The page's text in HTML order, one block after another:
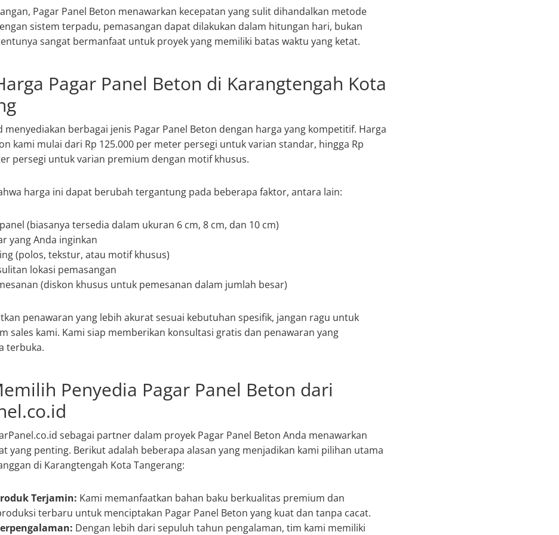
Pagar Panel Beton menawarkan kecepatan yang sulit dihandalkan metode
sistem terpadu, pemasangan dapat dilakukan dalam hitungan hari, bukan
sangat bermanfaat untuk proyek yang memiliki batas waktu yang ketat.
Pagar Panel Beton di Karangtengah Kota
menyediakan berbagai jenis Pagar Panel Beton dengan harga yang kompetitif. Harga
kami mulai dari Rp 125.000 per meter persegi untuk varian standar, hingga Rp
persegi untuk varian premium dengan motif khusus.
harga ini dapat berubah tergantung pada beberapa faktor, antara lain:
(biasanya tersedia dalam ukuran 6 cm, 8 cm, dan 10 cm)
yang Anda inginkan
(polos, tekstur, atau motif khusus)
lokasi pemasangan
(diskon khusus untuk pemesanan dalam jumlah besar)
penawaran yang lebih akurat sesuai kebutuhan spesifik, jangan ragu untuk
sales kami. Kami siap memberikan konsultasi gratis dan penawaran yang
terbuka.
Penyedia Pagar Panel Beton dari
sebagai partner dalam proyek Pagar Panel Beton Anda menawarkan
yang penting. Berikut adalah beberapa alasan yang menjadikan kami pilihan utama
di Karangtengah Kota Tangerang:
Terjamin: Kami memanfaatkan bahan baku berkualitas premium dan
terbaru untuk menciptakan Pagar Panel Beton yang kuat dan tanpa cacat.
Dengan lebih dari sepuluh tahun pengalaman, tim kami memiliki